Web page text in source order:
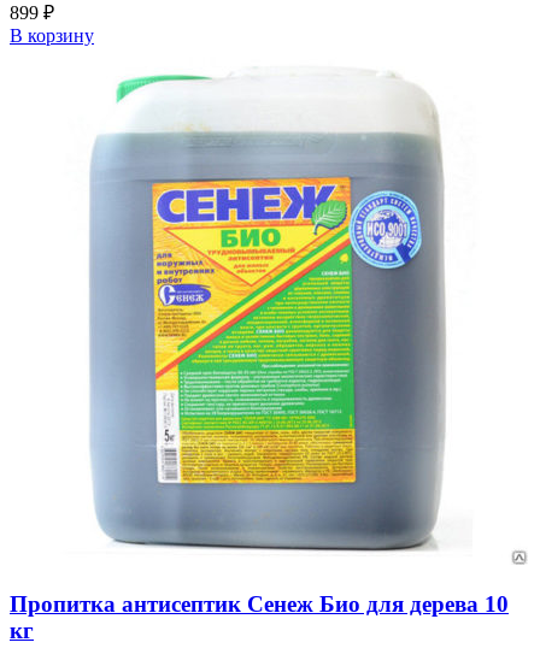
899 ₽
В корзину
Пропитка антисептик Сенеж Био для дерева 10
кг